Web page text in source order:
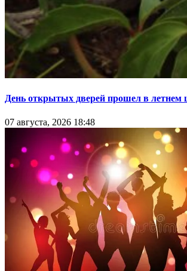
День открытых дверей прошел в летнем
07 августа, 2026 18:48